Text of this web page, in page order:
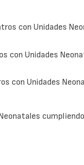
con Unidades
con Unidades
con Unidades